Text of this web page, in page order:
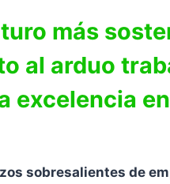
más
al arduo
excelencia
sobresalientes de